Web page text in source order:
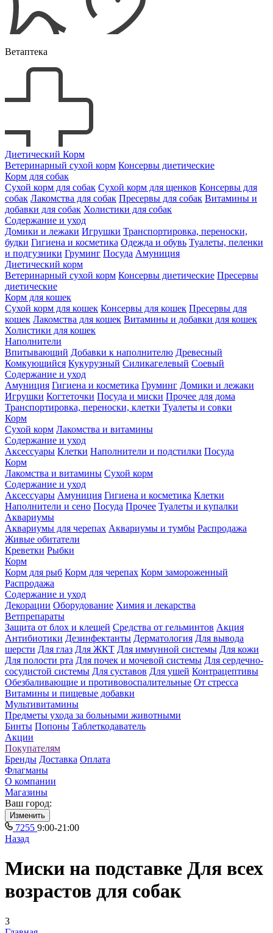
Ветаптека
Диетический Корм
Ветеринарный сухой корм Консервы диетические
Корм для собак
Сухой корм для собак Сухой корм для щенков Консервы для
собак Лакомства для собак Пресервы для собак Витамины и
добавки для собак Холистики для собак
Содержание и уход
Домики и лежаки Игрушки Транспортировка, переноски,
будки Гигиена и косметика Одежда и обувь Туалеты, пеленки
и подгузники Груминг Посуда Амуниция
Диетический корм
Ветеринарный сухой корм Консервы диетические Пресервы
диетические
Корм для кошек
Сухой корм для кошек Консервы для кошек Пресервы для
кошек Лакомства для кошек Витамины и добавки для кошек
Холистики для кошек
Наполнители
Впитывающий Добавки к наполнителю Древесный
Комкующийся Кукурузный Силикагелевый Соевый
Содержание и уход
Амуниция Гигиена и косметика Груминг Домики и лежаки
Игрушки Когтеточки Посуда и миски Прочее для дома
Транспортировка, переноски, клетки Туалеты и совки
Корм
Сухой корм Лакомства и витамины
Содержание и уход
Аксессуары Клетки Наполнители и подстилки Посуда
Корм
Лакомства и витамины Сухой корм
Содержание и уход
Аксессуары Амуниция Гигиена и косметика Клетки
Наполнители и сено Посуда Прочее Туалеты и купалки
Аквариумы
Аквариумы для черепах Аквариумы и тумбы Распродажа
Живые обитатели
Креветки Рыбки
Корм
Корм для рыб Корм для черепах Корм замороженный
Распродажа
Содержание и уход
Декорации Оборудование Химия и лекарства
Ветпрепараты
Защита от блох и клещей Средства от гельминтов Акция
Антибиотики Дезинфектанты Дерматология Для вывода
шерсти Для глаз Для ЖКТ Для иммунной системы Для кожи
Для полости рта Для почек и мочевой системы Для сердечно-
сосудистой системы Для суставов Для ушей Контрацептивы
Обезбаливающие и противовоспалительные От стресса
Витамины и пищевые добавки
Мультивитамины
Предметы ухода за больными животными
Бинты Попоны Таблеткодаватель
Акции
Покупателям
Бренды Доставка Оплата
Флагманы
О компании
Магазины
Ваш город:
Изменить
7255 9:00-21:00
Назад
Миски на подставке Для всех
возрастов для собак
3